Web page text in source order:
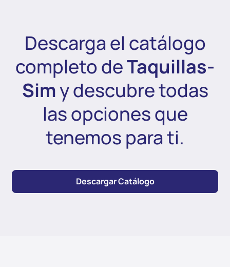
Descarga el catálogo
completo deTaquillas-
Simy descubre todas
las opciones que
tenemos para ti.
Descargar Catálogo